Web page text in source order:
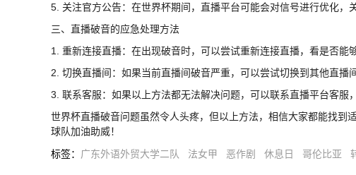
5. 关注官方公告：在世界杯期间，直播平台可能会对信号进行优化，
三、直播破音的应急处理方法
1. 重新连接直播：在出现破音时，可以尝试重新连接直播，看是否能
2. 切换直播间：如果当前直播间破音严重，可以尝试切换到其他直播
3. 联系客服：如果以上方法都无法解决问题，可以联系直播平台客服
世界杯直播破音问题虽然令人头疼，但以上方法，相信大家都能找到
球队加油助威！
标签： 广东外语外贸大学二队 法女甲 恶作剧 休息日 哥伦比亚